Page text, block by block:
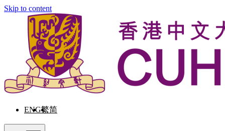
Skip to content
ENG繁简